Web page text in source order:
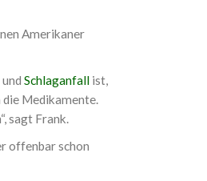
Amerikaner
und Schlaganfallist,
Medikamente.
sagt Frank.
offenbar schon